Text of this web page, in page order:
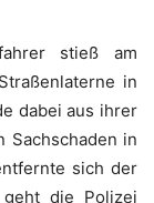
stieß am
in
dabei aus ihrer
Sachschaden in
sich der
geht die Polizei